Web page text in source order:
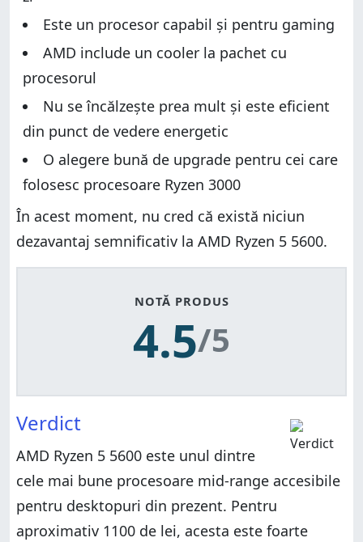
Este un procesor capabil și pentru gaming
AMD include un cooler la pachet cu
procesorul
Nu se încălzește prea mult și este eficient
din punct de vedere energetic
O alegere bună de upgrade pentru cei care
folosesc procesoare Ryzen 3000
În acest moment, nu cred că există niciun
dezavantaj semnificativ la AMD Ryzen 5 5600.
NOTĂ PRODUS
4.5/5
Verdict
AMD Ryzen 5 5600 este unul dintre
cele mai bune procesoare mid-range accesibile
pentru desktopuri din prezent. Pentru
aproximativ 1100 de lei, acesta este foarte